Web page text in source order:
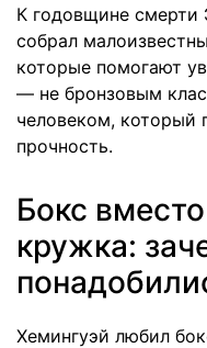
К годовщине смерти
собрал
которые помогают
— не бронзовым
человеком, который
прочность.
Бокс
кружка:
Хемингуэй любил